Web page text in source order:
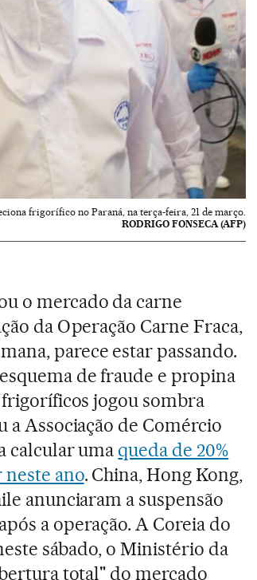
frigorífico no Paraná, na terça-feira, 21 de março.
RODRIGO FONSECA (AFP)
o mercado da carne
da Operação Carne Fraca,
parece estar passando.
de fraude e propina
frigoríficos jogou sombra
a Associação de Comércio
calcular uma queda de 20%
ano. China, Hong Kong,
anunciaram a suspensão
a operação. A Coreia do
sábado, o Ministério da
total" do mercado